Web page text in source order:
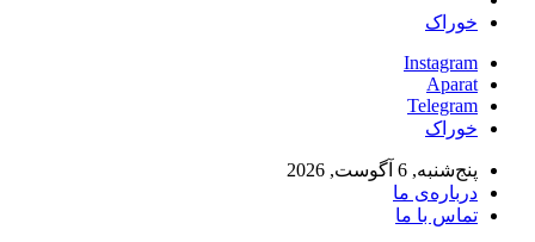
خوراک
Instagram
Aparat
Telegram
خوراک
پنج‌شنبه, 6 آگوست, 2026
درباره‌ی ما
تماس با ما